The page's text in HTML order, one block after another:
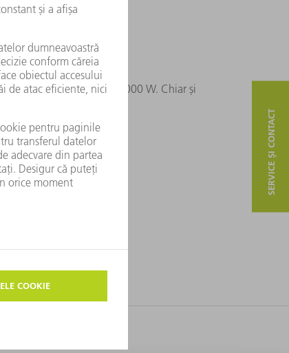
mare a laserului > 6000 W. Chiar și
SERVICE ȘI CONTACT